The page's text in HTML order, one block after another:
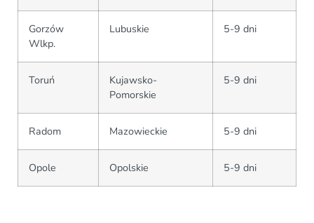
Gorzów
Wlkp.
Lubuskie 5-9 dni
Toruń
Kujawsko-
Pomorskie
5-9 dni
Radom Mazowieckie 5-9 dni
Opole Opolskie 5-9 dni